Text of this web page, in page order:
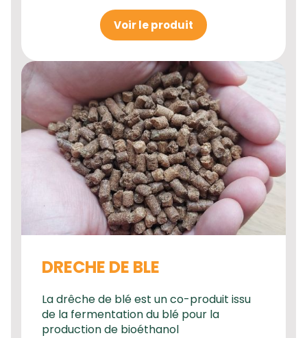
Voir le produit
DRECHE DE BLE
La drêche de blé est un co-produit issu
de la fermentation du blé pour la
production de bioéthanol